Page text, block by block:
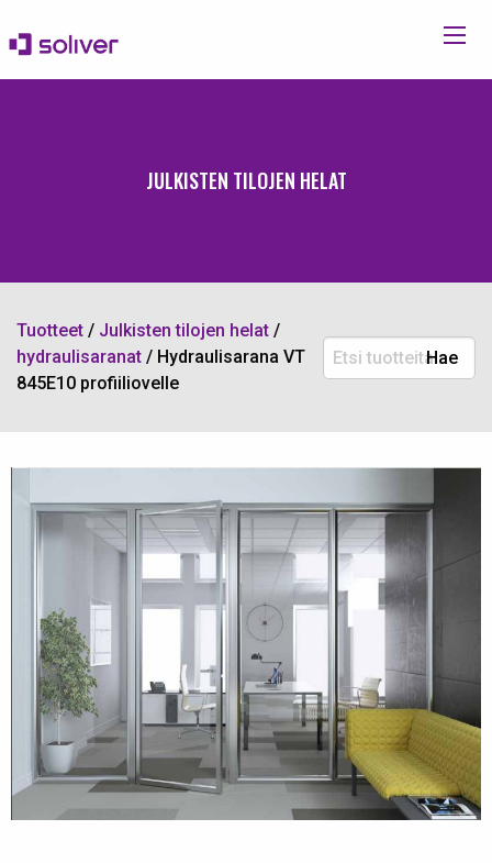
JULKISTEN TILOJEN HELAT
Tuotteet / Julkisten tilojen helat /
hydraulisaranat / Hydraulisarana VT
845E10 profiiliovelle
Etsi
tuotteita:
Hae